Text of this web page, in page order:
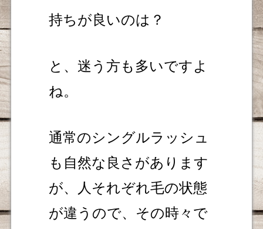
持ちが良いのは？
と、迷う方も多いですよ
ね。
通常のシングルラッシュ
も自然な良さがあります
が、人それぞれ毛の状態
が違うので、その時々で